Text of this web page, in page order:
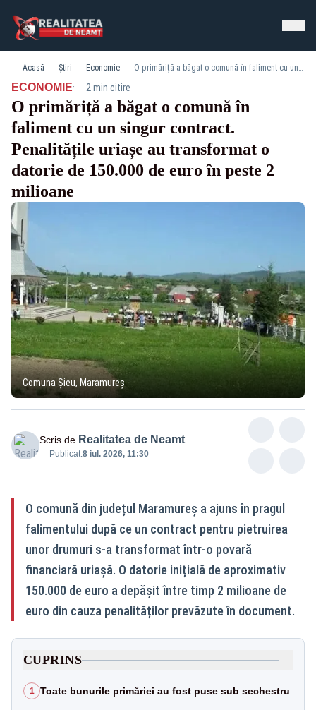
Acasă Știri Economie O primăriță a băgat o comună în faliment cu un singur contract. Penalitățile uriașe au transformat o datorie de 150.000 de euro în peste 2 milioane
ECONOMIE· 2 min citire
O primăriță a băgat o comună în
faliment cu un singur contract.
Penalitățile uriașe au transformat o
datorie de 150.000 de euro în peste 2
milioane
Comuna Șieu, Maramureș
Scris de Realitatea de Neamt
Publicat:8 iul. 2026, 11:30
O comună din județul Maramureș a ajuns în pragul
falimentului după ce un contract pentru pietruirea
unor drumuri s-a transformat într-o povară
financiară uriașă. O datorie inițială de aproximativ
150.000 de euro a depășit între timp 2 milioane de
euro din cauza penalităților prevăzute în document.
CUPRINS
1 Toate bunurile primăriei au fost puse sub sechestru